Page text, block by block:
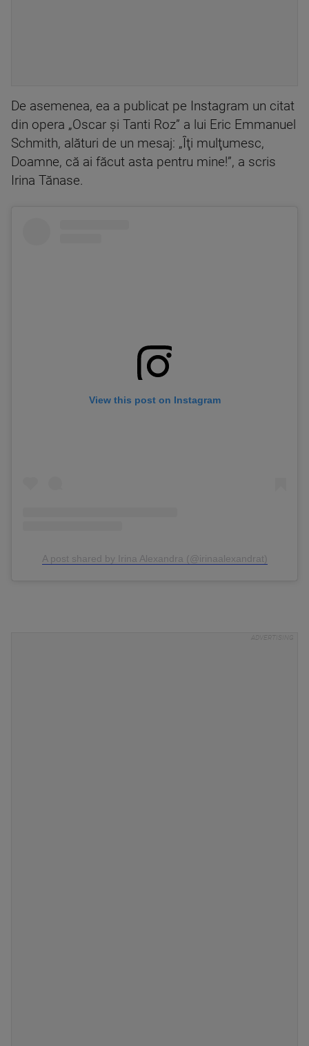
De asemenea, ea a publicat pe Instagram un citat
din opera „Oscar şi Tanti Roz” a lui Eric Emmanuel
Schmith, alături de un mesaj: „Îţi mulţumesc,
Doamne, că ai făcut asta pentru mine!”, a scris
Irina Tănase.
View this post on Instagram
A post shared by Irina Alexandra (@irinaalexandrat)